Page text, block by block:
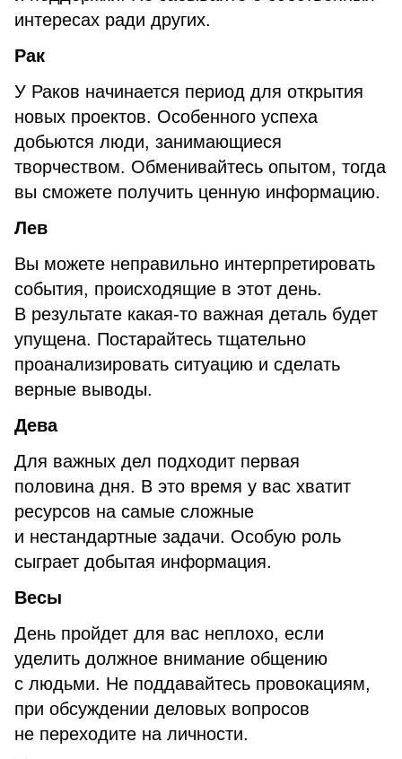
интересах ради других.
Рак
У Раков начинается период для открытия
новых проектов. Особенного успеха
добьются люди, занимающиеся
творчеством. Обменивайтесь опытом, тогда
вы сможете получить ценную информацию.
Лев
Вы можете неправильно интерпретировать
события, происходящие в этот день.
В результате какая-то важная деталь будет
упущена. Постарайтесь тщательно
проанализировать ситуацию и сделать
верные выводы.
Дева
Для важных дел подходит первая
половина дня. В это время у вас хватит
ресурсов на самые сложные
и нестандартные задачи. Особую роль
сыграет добытая информация.
Весы
День пройдет для вас неплохо, если
уделить должное внимание общению
с людьми. Не поддавайтесь провокациям,
при обсуждении деловых вопросов
не переходите на личности.